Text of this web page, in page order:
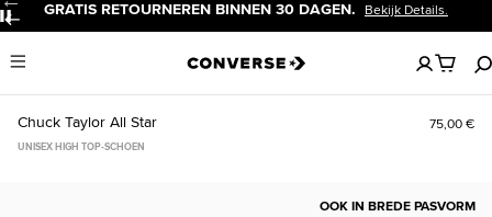
Pauzeren
RETOURNEREN BINNEN 30 DAGEN. Bekijk Details.
Menu
Geen
artikelen
in
Chuck Taylor All Star 75,00 €
UNISEX HIGH TOP-SCHOEN
OOK IN BREDE PASVORM